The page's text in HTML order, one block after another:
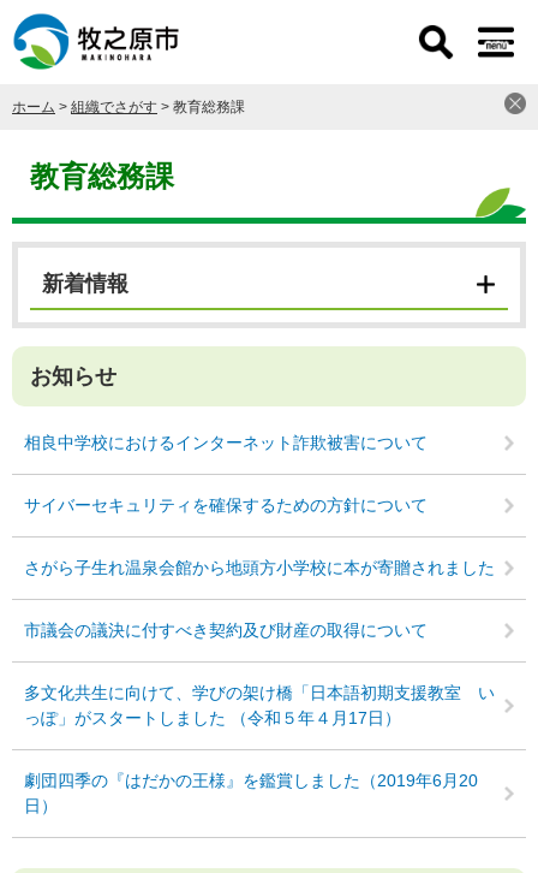
ー
先
。
ニ
を
て
本
ホーム > 組織でさがす > 教育総務課
教育総務課
新着情報
お知らせ
相良中学校におけるインターネット詐欺被害について
サイバーセキュリティを確保するための方針について
さがら子生れ温泉会館から地頭方小学校に本が寄贈されました
市議会の議決に付すべき契約及び財産の取得について
多文化共生に向けて、学びの架け橋「日本語初期支援教室 い
っぽ」がスタートしました （令和５年４月17日）
劇団四季の『はだかの王様』を鑑賞しました（2019年6月20
日）